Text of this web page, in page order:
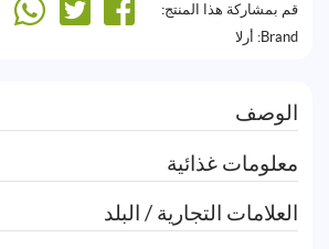
قم بمشاركة هذا المنتج:
Brand:
أرلا
الوصف
معلومات غذائية
العلامات التجارية / البلد